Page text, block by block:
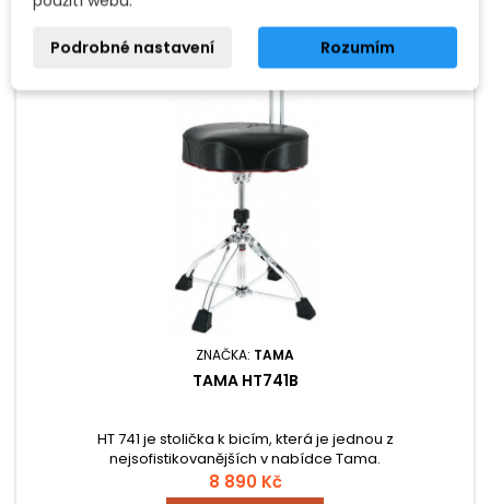
ZNAČKA: TAMA
TAMA HT741B
HT 741 je stolička k bicím, která je jednou z
nejsofistikovanějších v nabídce Tama.
8 890 Kč
Podrobné nastavení Rozumím